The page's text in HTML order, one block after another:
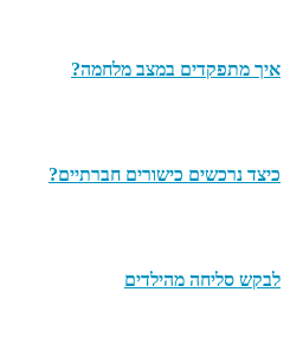
איך מתפקדים במצב מלחמה?
כיצד נרכשים כישורים חברתיים?
לבקש סליחה מהילדים